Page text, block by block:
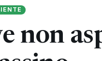
non